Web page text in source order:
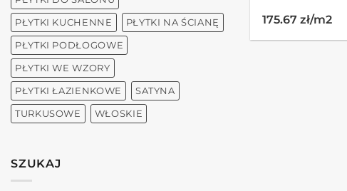
PŁYTKI KUCHENNE PŁYTKI NA ŚCIANĘ
PŁYTKI PODŁOGOWE
PŁYTKI WE WZORY
PŁYTKI ŁAZIENKOWE SATYNA
TURKUSOWE WŁOSKIE
SZUKAJ
175.67 zł/m2